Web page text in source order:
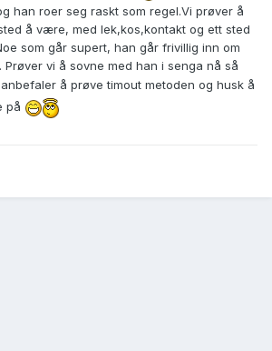
han roer seg raskt som regel.Vi prøver å
å være, med lek,kos,kontakt og ett sted
som går supert, han går frivillig inn om
vi å sovne med han i senga nå så
anbefaler å prøve timout metoden og husk å
på